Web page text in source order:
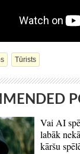
Tūrists
Vai AI
labāk
kāršu